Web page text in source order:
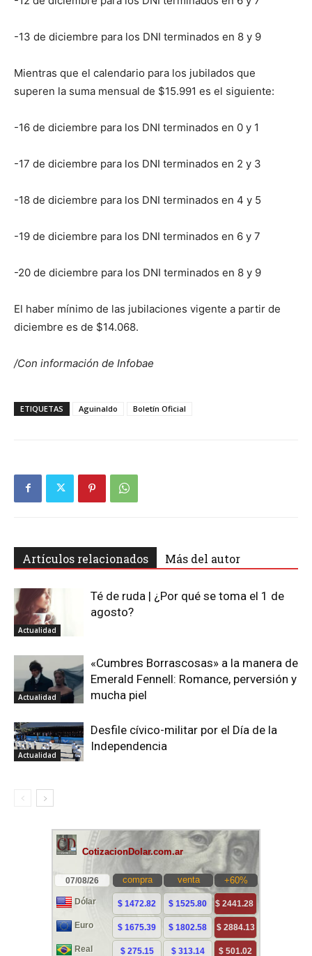
-13 de diciembre para los DNI terminados en 8 y 9
Mientras que el calendario para los jubilados que
superen la suma mensual de $15.991 es el siguiente:
-16 de diciembre para los DNI terminados en 0 y 1
-17 de diciembre para los DNI terminados en 2 y 3
-18 de diciembre para los DNI terminados en 4 y 5
-19 de diciembre para los DNI terminados en 6 y 7
-20 de diciembre para los DNI terminados en 8 y 9
El haber mínimo de las jubilaciones vigente a partir de
diciembre es de $14.068.
/Con información de Infobae
ETIQUETAS Aguinaldo Boletín Oficial
Artículos relacionados Más del autor
Actualidad
Té de ruda | ¿Por qué se toma el 1 de
agosto?
Actualidad
«Cumbres Borrascosas» a la manera de
Emerald Fennell: Romance, perversión y
mucha piel
Actualidad
Desfile cívico-militar por el Día de la
Independencia